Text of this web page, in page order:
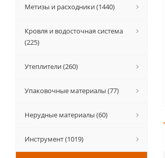
Метизы и расходники (1440)
Кровля и водосточная система
(225)
Утеплители (260)
Упаковочные материалы (77)
Нерудные материалы (60)
Инструмент (1019)